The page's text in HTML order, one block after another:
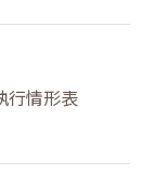
行情形表